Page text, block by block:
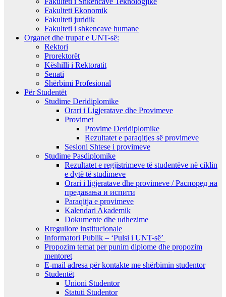
Fakulteti Ekonomik
Fakulteti juridik
Fakulteti i shkencave humane
Organet dhe trupat e UNT-së:
Rektori
Prorektorët
Këshilli i Rektoratit
Senati
Shërbimi Profesional
Për Studentët
Studime Deridiplomike
Orari i Ligjeratave dhe Provimeve
Provimet
Provime Deridiplomike
Rezultatet e paraqitjes së provimeve
Sesioni Shtese i provimeve
Studime Pasdiplomike
Rezultatet e regjistrimeve të studentëve në ciklin
e dytë të studimeve
Orari i ligjeratave dhe provimeve / Распоред на
предавањa и испити
Paraqitja e provimeve
Kalendari Akademik
Dokumente dhe udhezime
Rregullore institucionale
Informatori Publik – ‘Pulsi i UNT-së’
Propozim temat per punim diplome dhe propozim
mentoret
E-mail adresa për kontakte me shërbimin studentor
Studentët
Unioni Studentor
Statuti Studentor